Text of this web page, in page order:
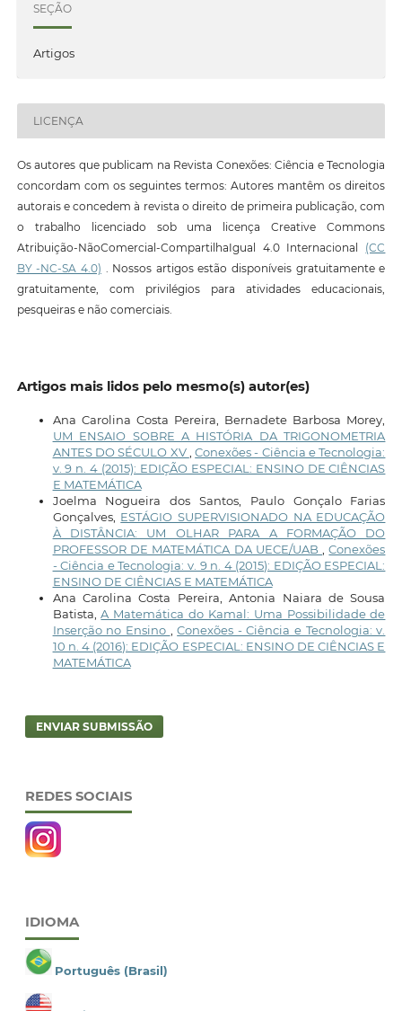
SEÇÃO
Artigos
LICENÇA
Os autores que publicam na Revista Conexões: Ciência e Tecnologia
concordam com os seguintes termos: Autores mantêm os direitos
autorais e concedem à revista o direito de primeira publicação, com
o trabalho licenciado sob uma licença Creative Commons
Atribuição-NãoComercial-CompartilhaIgual 4.0 Internacional (CC
BY -NC-SA 4.0) . Nossos artigos estão disponíveis gratuitamente e
gratuitamente, com privilégios para atividades educacionais,
pesqueiras e não comerciais.
Artigos mais lidos pelo mesmo(s) autor(es)
Ana Carolina Costa Pereira, Bernadete Barbosa Morey,
UM ENSAIO SOBRE A HISTÓRIA DA TRIGONOMETRIA
ANTES DO SÉCULO XV ,Conexões - Ciência e Tecnologia:
v. 9 n. 4 (2015): EDIÇÃO ESPECIAL: ENSINO DE CIÊNCIAS
E MATEMÁTICA
Joelma Nogueira dos Santos, Paulo Gonçalo Farias
Gonçalves, ESTÁGIO SUPERVISIONADO NA EDUCAÇÃO
À DISTÂNCIA: UM OLHAR PARA A FORMAÇÃO DO
PROFESSOR DE MATEMÁTICA DA UECE/UAB
,Conexões
- Ciência e Tecnologia: v. 9 n. 4 (2015): EDIÇÃO ESPECIAL:
ENSINO DE CIÊNCIAS E MATEMÁTICA
Ana Carolina Costa Pereira, Antonia Naiara de Sousa
Batista,A Matemática do Kamal: Uma Possibilidade de
Inserção no Ensino
,Conexões - Ciência e Tecnologia: v.
10 n. 4 (2016): EDIÇÃO ESPECIAL: ENSINO DE CIÊNCIAS E
MATEMÁTICA
ENVIAR SUBMISSÃO
REDES SOCIAIS
IDIOMA
Português (Brasil)